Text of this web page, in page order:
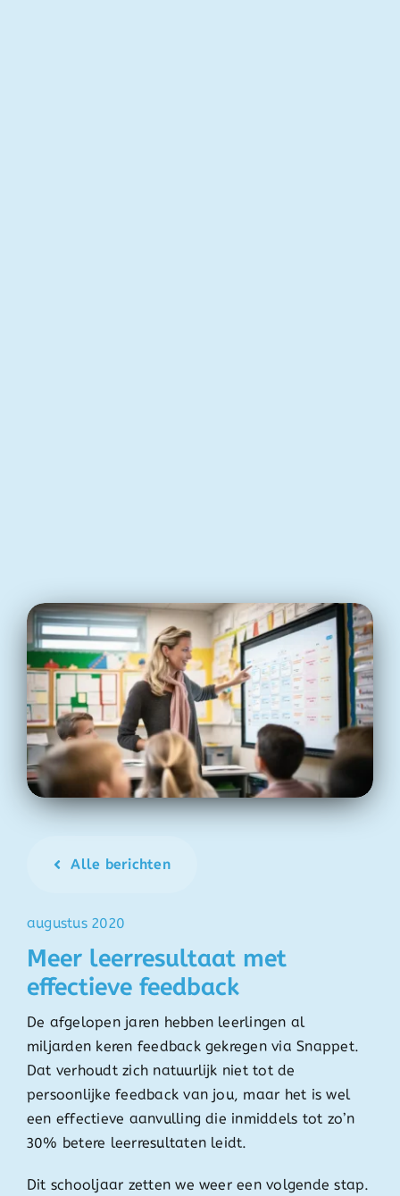
Alle berichten
augustus 2020
Meer leerresultaat met
effectieve feedback
De afgelopen jaren hebben leerlingen al
miljarden keren feedback gekregen via Snappet.
Dat verhoudt zich natuurlijk niet tot de
persoonlijke feedback van jou, maar het is wel
een effectieve aanvulling die inmiddels tot zo’n
30% betere leerresultaten leidt.
Dit schooljaar zetten we weer een volgende stap.